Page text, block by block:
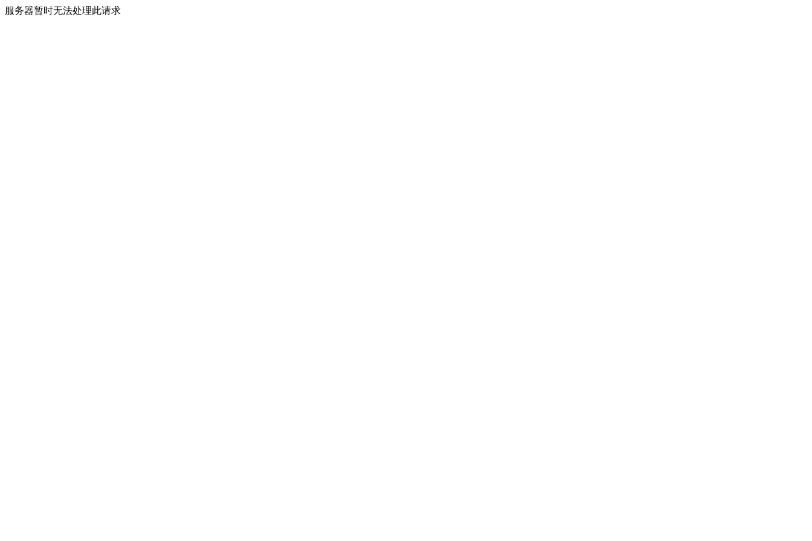
服务器暂时无法处理此请求